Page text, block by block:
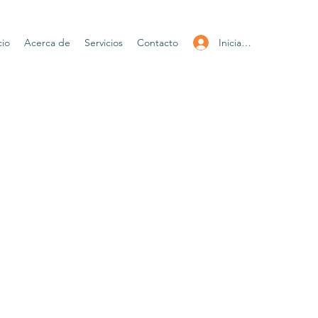
Iniciar sesión
Acerca de Servicios Contacto